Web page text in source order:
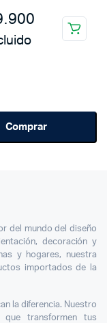
Comprar
del mundo del diseño
decoración y
y hogares, nuestra
importados de la
la diferencia. Nuestro
que transformen tus